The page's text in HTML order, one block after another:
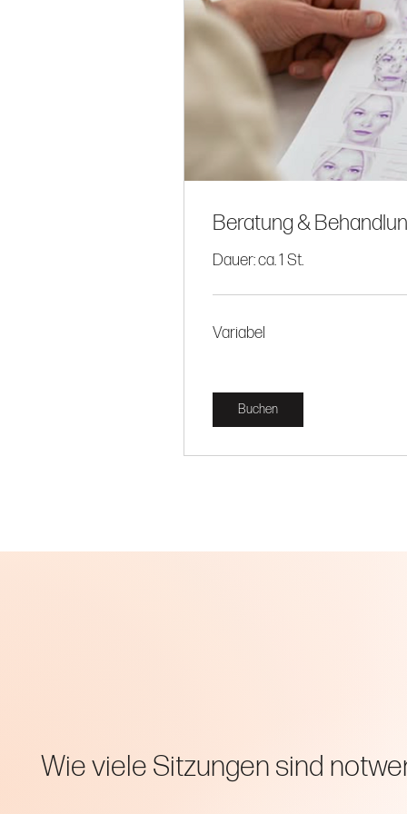
Beratung &
Dauer: ca. 1 St.
Variabel
Buchen
Wie viele Sitzungen sind